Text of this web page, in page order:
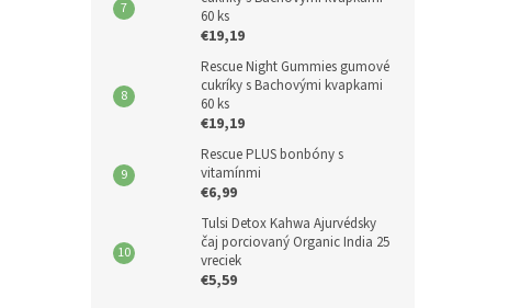
60 ks
€19,19
Rescue Night Gummies gumové
cukríky s Bachovými kvapkami
60 ks
€19,19
Rescue PLUS bonbóny s
vitamínmi
€6,99
Tulsi Detox Kahwa Ajurvédsky
čaj porciovaný Organic India 25
vreciek
€5,59